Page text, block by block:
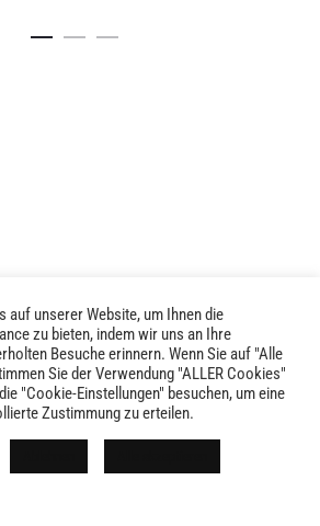
Produktseite
gewählt
werden
LIVID © 2024
Kontakt
Versandkosten
auf unserer Website, um Ihnen die
zu bieten, indem wir uns an Ihre
Besuche erinnern. Wenn Sie auf "Alle
Sie der Verwendung "ALLER Cookies"
"Cookie-Einstellungen" besuchen, um eine
Zustimmung zu erteilen.